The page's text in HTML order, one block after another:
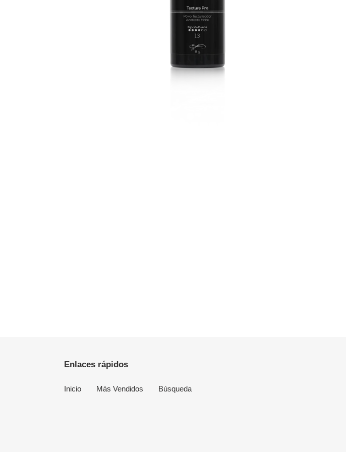
Enlaces rápidos
Inicio Más Vendidos Búsqueda